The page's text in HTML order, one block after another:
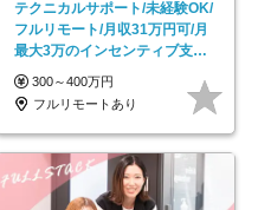
テクニカルサポート/未経験OK/
フルリモート/月収31万円可/月
最大3万のインセンティブ支給/
平均年齢33歳
300～400万円
フルリモートあり